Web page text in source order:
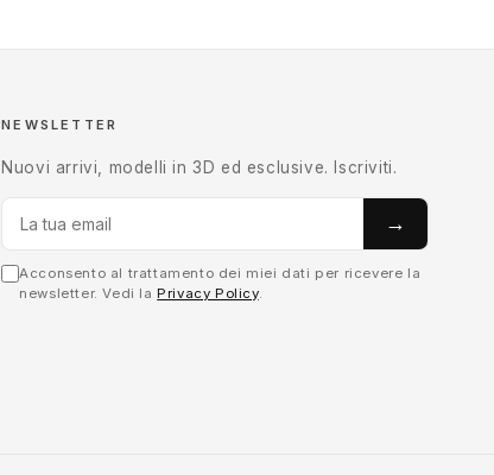
NEWSLETTER
Nuovi arrivi, modelli in 3D ed esclusive. Iscriviti.
→
Acconsento al trattamento dei miei dati per ricevere la
newsletter. Vedi la Privacy Policy.